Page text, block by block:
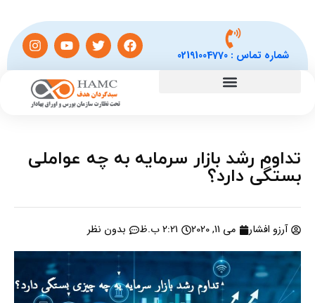
شماره تماس :02191004770
تداوم رشد بازار سرمایه به چه عواملی
بستگی دارد؟
آرزو افشار می 11, 2020 2:21 ب.ظ بدون نظر